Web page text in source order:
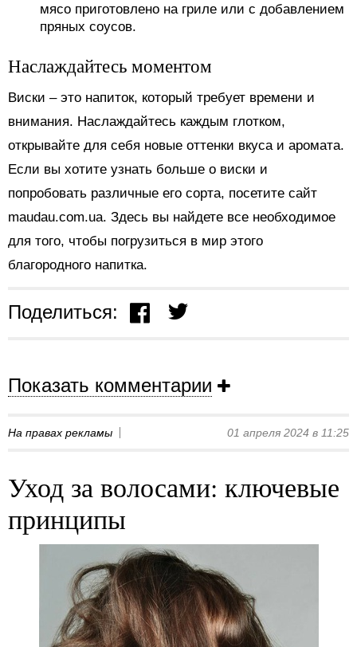
мясо приготовлено на гриле или с добавлением
пряных соусов.
Наслаждайтесь моментом
Виски – это напиток, который требует времени и
внимания. Наслаждайтесь каждым глотком,
открывайте для себя новые оттенки вкуса и аромата.
Если вы хотите узнать больше о виски и
попробовать различные его сорта, посетите сайт
maudau.com.ua. Здесь вы найдете все необходимое
для того, чтобы погрузиться в мир этого
благородного напитка.
Поделиться:
Показать комментарии
На правах рекламы 01 апреля 2024 в 11:25
Уход за волосами: ключевые
принципы